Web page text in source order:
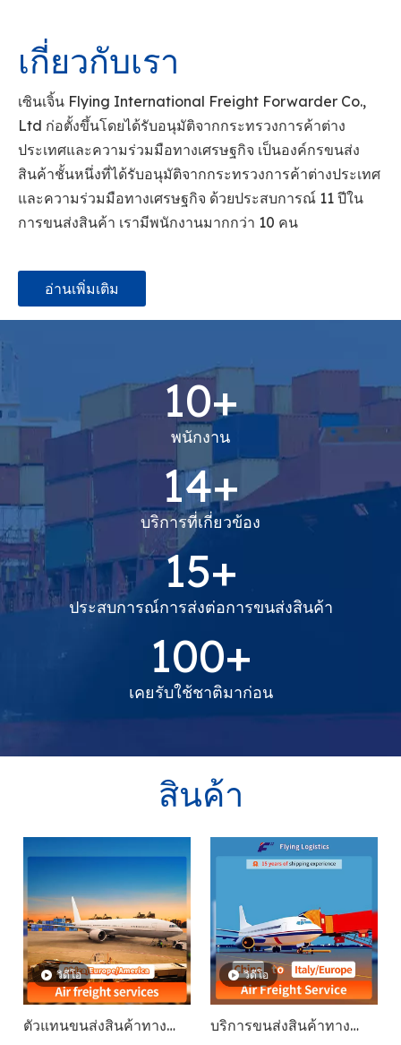
เกี่ยวกับเรา
เซินเจิ้น Flying International Freight Forwarder Co.,
Ltd ก่อตั้งขึ้นโดยได้รับอนุมัติจากกระทรวงการค้าต่าง
ประเทศและความร่วมมือทางเศรษฐกิจ เป็นองค์กรขนส่ง
สินค้าชั้นหนึ่งที่ได้รับอนุมัติจากกระทรวงการค้าต่างประเทศ
และความร่วมมือทางเศรษฐกิจ ด้วยประสบการณ์ 11 ปีใน
การขนส่งสินค้า เรามีพนักงานมากกว่า 10 คน
10+
พนักงาน
14+
บริการที่เกี่ยวข้อง
15+
ประสบการณ์การส่งต่อการขนส่งสินค้า
100+
เคยรับใช้ชาติมาก่อน
สินค้า
วิดีโอ
ตัวแทนขนส่งสินค้าทาง
อากาศอย่างรวดเร็วบริการ
วิดีโอ
บริการขนส่งสินค้าทาง
อากาศของยุโรป